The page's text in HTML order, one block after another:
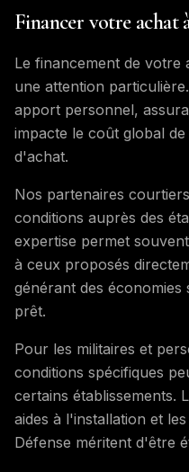
Financer votre achat
Le financement de votre
une attention
apport personnel,
impacte le coût global
d'achat.
Nos partenaires
conditions auprès des
expertise permet
à ceux proposés
générant des
prêt.
Pour les militaires et
conditions spécifiques
certains établissements.
aides à l'installation et
Défense méritent d'être